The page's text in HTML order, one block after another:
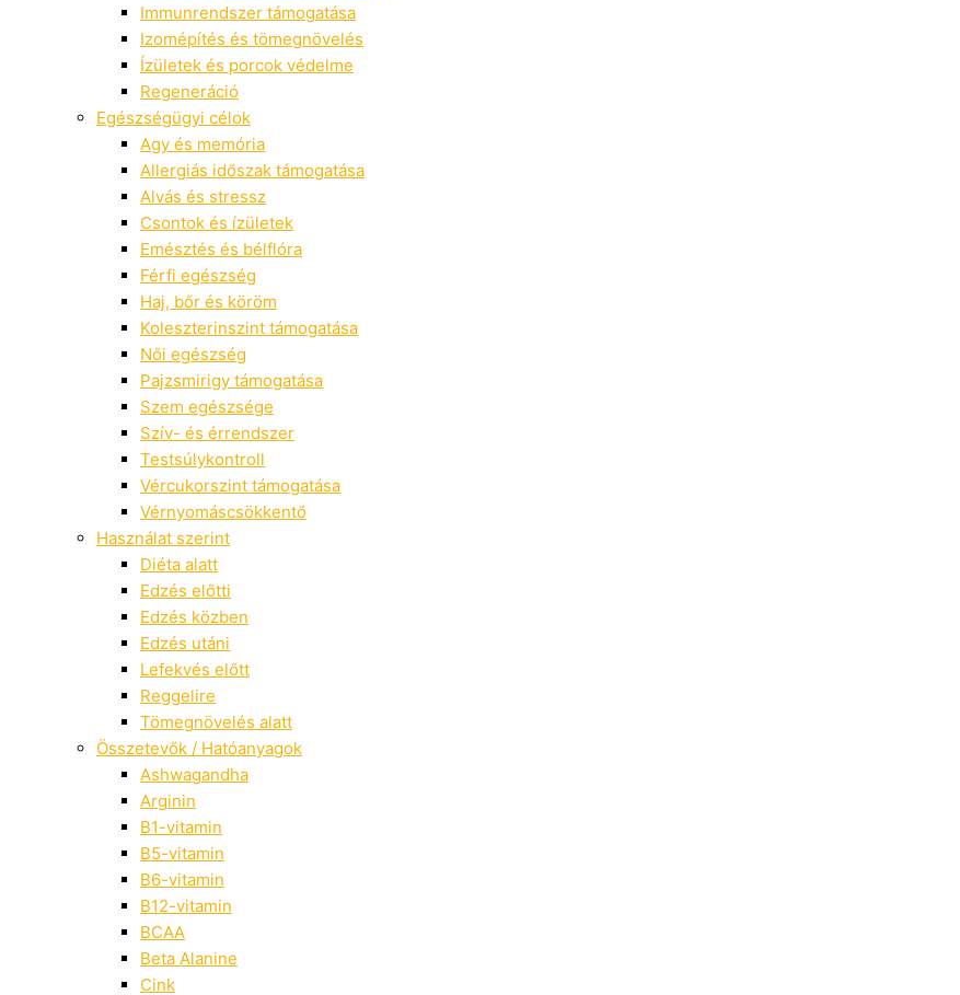
Immunrendszer támogatása
Izomépítés és tömegnövelés
Ízületek és porcok védelme
Regeneráció
Egészségügyi célok
Agy és memória
Allergiás időszak támogatása
Alvás és stressz
Csontok és ízületek
Emésztés és bélflóra
Férfi egészség
Haj, bőr és köröm
Koleszterinszint támogatása
Női egészség
Pajzsmirigy támogatása
Szem egészsége
Szív- és érrendszer
Testsúlykontroll
Vércukorszint támogatása
Vérnyomáscsökkentő
Használat szerint
Diéta alatt
Edzés előtti
Edzés közben
Edzés utáni
Lefekvés előtt
Reggelire
Tömegnövelés alatt
Összetevők / Hatóanyagok
Ashwagandha
Arginin
B1-vitamin
B5-vitamin
B6-vitamin
B12-vitamin
BCAA
Beta Alanine
Cink